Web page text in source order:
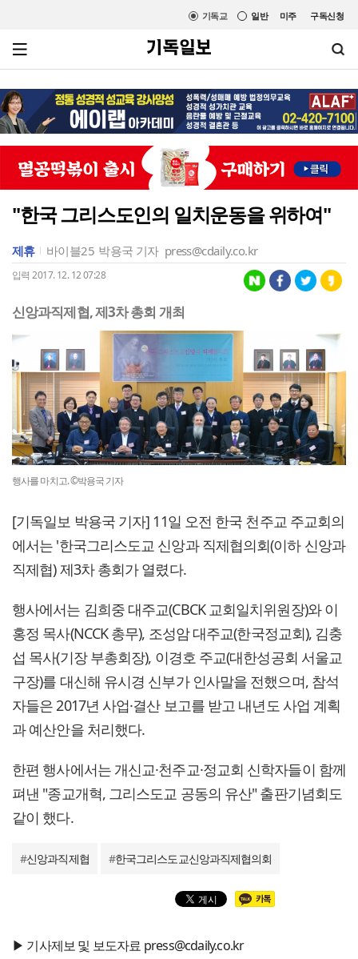
미주 구독신청
일반
기독교
"한국 그리스도인의 일치운동을 위하여"
제휴 바이블25 박용국 기자 press@cdaily.co.kr
입력 2017. 12. 12 07:28
신앙과직제협, 제3차 총회 개최
행사를 마치고. ©박용국 기자
[기독일보 박용국 기자] 11일 오전 한국 천주교 주교회의
에서는 '한국그리스도교 신앙과 직제협의회(이하 신앙과
직제협) 제3차 총회가 열렸다.
행사에서는 김희중 대주교(CBCK 교회일치위원장)와 이
홍정 목사(NCCK 총무), 조성암 대주교(한국정교회), 김충
섭 목사(기장 부총회장), 이경호 주교(대한성공회 서울교
구장)를 대신해 유시경 신부가 인사말을 전했으며, 참석
자들은 2017년 사업·결산 보고를 받고 내년도 사업 계획
과 예산안을 처리했다.
한편 행사에서는 개신교·천주교·정교회 신학자들이 함께
펴낸 "종교개혁, 그리스도교 공동의 유산" 출판기념회도
같이 했다.
#신앙과직제협 #한국그리스도교신앙과직제협의회
▶ 기사제보 및 보도자료 press@cdaily.co.kr